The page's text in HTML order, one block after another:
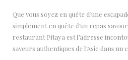
Que vous soyez en quête d’une
simplement en quête d’un repas
restaurant Pitaya est l’adresse
saveurs authentiques de l’Asie dans un